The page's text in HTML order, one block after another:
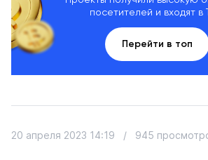
посетителей и входят в
Перейти в топ
20 апреля 2023 14:19 / 945